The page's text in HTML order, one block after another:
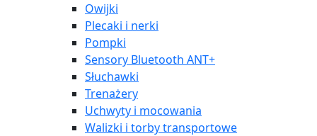
Owijki
Plecaki i nerki
Pompki
Sensory Bluetooth ANT+
Słuchawki
Trenażery
Uchwyty i mocowania
Walizki i torby transportowe